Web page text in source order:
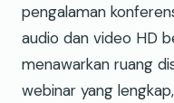
pengalaman
audio dan video HD
menawarkan ruang
webinar yang